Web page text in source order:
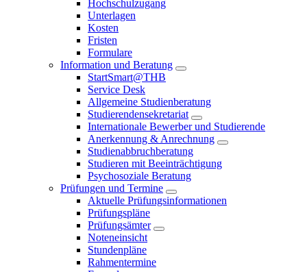
Hochschulzugang
Unterlagen
Kosten
Fristen
Formulare
Information und Beratung
StartSmart@THB
Service Desk
Allgemeine Studienberatung
Studierendensekretariat
Internationale Bewerber und Studierende
Anerkennung & Anrechnung
Studienabbruchberatung
Studieren mit Beeinträchtigung
Psychosoziale Beratung
Prüfungen und Termine
Aktuelle Prüfungsinformationen
Prüfungspläne
Prüfungsämter
Noteneinsicht
Stundenpläne
Rahmentermine